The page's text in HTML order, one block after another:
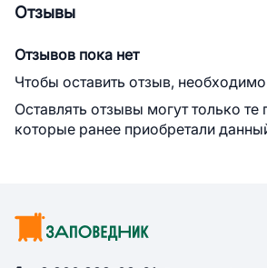
Отзывы
Отзывов пока нет
Чтобы оставить отзыв,
Оставлять отзывы могут только те
которые ранее приобретали